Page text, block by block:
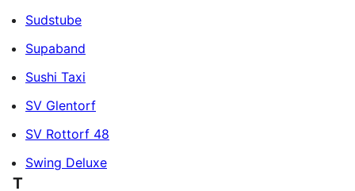
Sudstube
Supaband
Sushi Taxi
SV Glentorf
SV Rottorf 48
Swing Deluxe
T